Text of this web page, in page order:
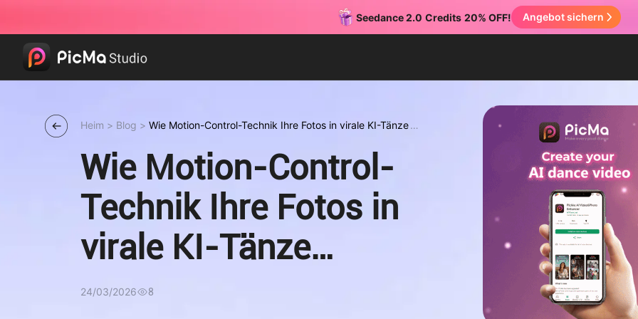
Heim > Blog > Wie Motion-Control-Technik Ihre Fotos in virale KI-Tänze
Wie Motion-Control-
Technik Ihre Fotos in
virale KI-Tänze
verwandelt
24/03/2026 8
Seedance 2.0 Credits 20% OFF! Angebot sichern